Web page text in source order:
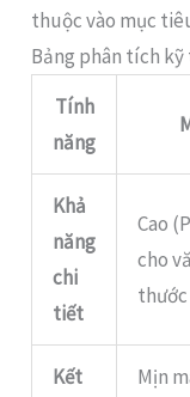
thuộc vào mục
Bảng phân tích
Tính
năng
Khả
năng
chi
tiết
Cao
cho
Kết
Mịn